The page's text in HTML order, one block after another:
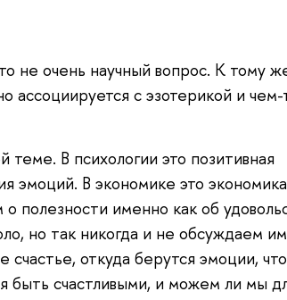
не очень научный вопрос. К тому
ассоциируется с эзотерикой и чем-
теме. В психологии это позитивная
эмоций. В экономике это экономика
полезности именно как об
но так никогда и не обсуждаем
откуда берутся эмоции, что
быть счастливыми, и можем ли мы